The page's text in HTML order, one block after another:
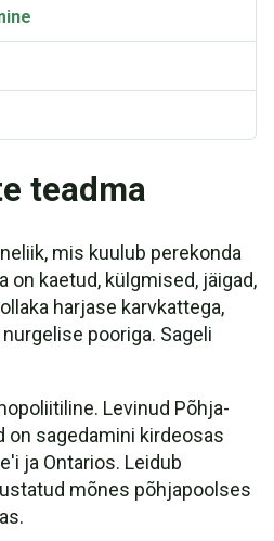
teadma
mis kuulub perekonda
on kaetud, külgmised, jäigad,
harjase karvkattega,
pooriga. Sageli
Levinud Põhja-
on sagedamini kirdeosas
ja Ontarios. Leidub
mõnes põhjapoolses